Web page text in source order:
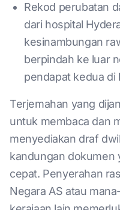
Rekod perubatan
dari hospital
kesinambungan
berpindah ke luar
pendapat kedua di
Terjemahan yang
untuk membaca dan
menyediakan draf
kandungan dokumen
cepat. Penyerahan
Negara AS atau